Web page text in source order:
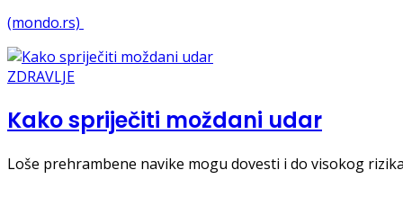
(mondo.rs)
ZDRAVLJE
Kako spriječiti moždani udar
Loše prehrambene navike mogu dovesti i do visokog